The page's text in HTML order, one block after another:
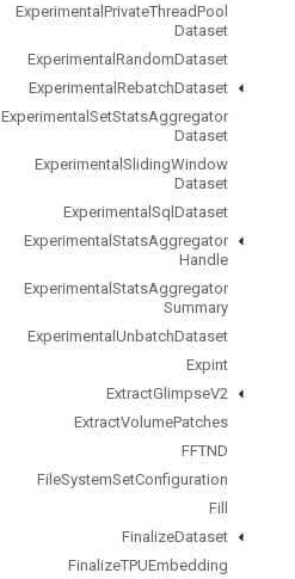
Experimental PrivateThreadPool
Dataset
Experimental RandomDataset
Experimental RebatchDataset
Experimental SetStatsAggregator
Dataset
Experimental SlidingWindow
Dataset
Experimental Sql Dataset
Experimental StatsAggregator
Handle
Experimental StatsAggregator
Summary
Experimental UnbatchDataset
Expint
ExtractGlimpseV2
ExtractVolumePatches
FFTND
FileSystemSetConfiguration
Fill
FinalizeDataset
FinalizeTPUEmbedding